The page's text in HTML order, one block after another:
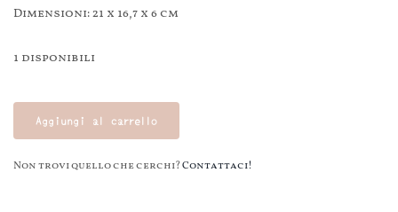
Dimensioni: 21 x 16,7 x 6 cm
1 disponibili
verdura
-
Little
Aggiungi al carrello
Non trovi quello che cerchi?Contattaci!